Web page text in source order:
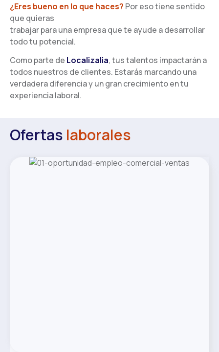
¿Eres bueno en lo que haces? Por eso tiene sentido
que quieras
trabajar para una empresa que te ayude a desarrollar
todo tu potencial.
Como parte de Localizalia, tus talentos impactarán a
todos nuestros de clientes. Estarás marcando una
verdadera diferencia y un gran crecimiento en tu
experiencia laboral.
Ofertas laborales